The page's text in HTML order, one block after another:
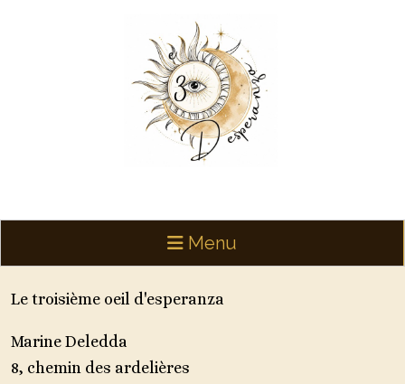
Menu
Le troisième oeil d'esperanza
Marine Deledda
8, chemin des ardelières